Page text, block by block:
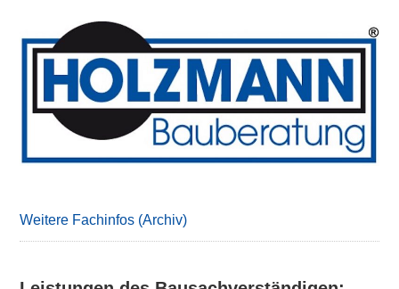
Primary
Sidebar
Weitere Fachinfos (Archiv)